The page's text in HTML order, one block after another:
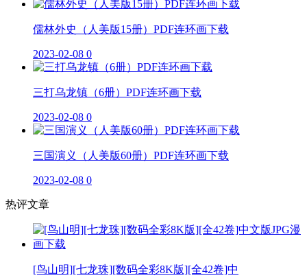
儒林外史（人美版15册）PDF连环画下载
2023-02-08 0
三打乌龙镇（6册）PDF连环画下载
2023-02-08 0
三国演义（人美版60册）PDF连环画下载
2023-02-08 0
热评文章
[鸟山明][七龙珠][数码全彩8K版][全42卷]中